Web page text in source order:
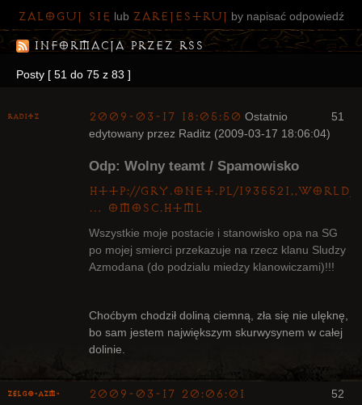
Zaloguj się lub zarejestruj by napisać odpowiedź
Informacja przez RSS
Posty [ 51 do 75 z 83 ]
51
Raditz 2009-03-17 18:05:50 Ostatnio
edytowany przez Raditz (2009-03-17 18:06:04)
Odp: Wolny teamt / Spamowisko
http://gry.onet.pl/
… omosc.html
Wszystkie moje postacie i stanowisko opa na SG
po mojej smierci przekazuje na rzecz klanu Sludzy
Azmodana (do podzialu miedzy klanowiczami)!!!
Choćbym chodził doliną ciemną, zła się nie ulęknę,
bo sam jestem największym skurwysynem w całej
dolinie.
52
ZelgO-AZM- 2009-03-17 20:06:01